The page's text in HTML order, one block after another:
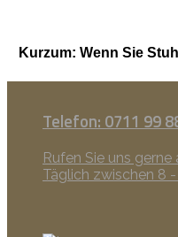
Kurzum: Wenn Sie
Telefon: 0711 99
Rufen Sie uns gerne
Täglich zwischen 8 -